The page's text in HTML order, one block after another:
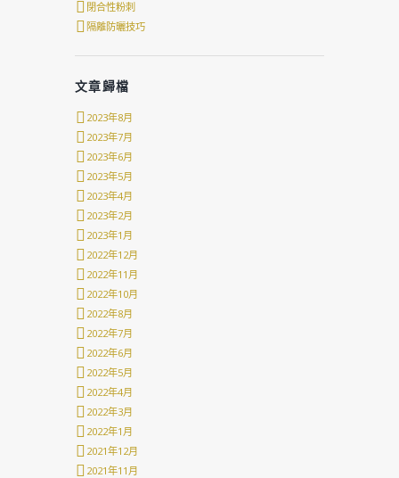
閉合性粉刺
隔離防曬技巧
文章歸檔
2023年8月
2023年7月
2023年6月
2023年5月
2023年4月
2023年2月
2023年1月
2022年12月
2022年11月
2022年10月
2022年8月
2022年7月
2022年6月
2022年5月
2022年4月
2022年3月
2022年1月
2021年12月
2021年11月